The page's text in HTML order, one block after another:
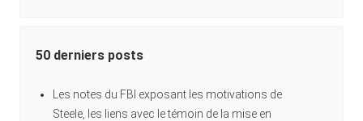
50 derniers posts
Les notes du FBI exposant les motivations de
Steele, les liens avec le témoin de la mise en